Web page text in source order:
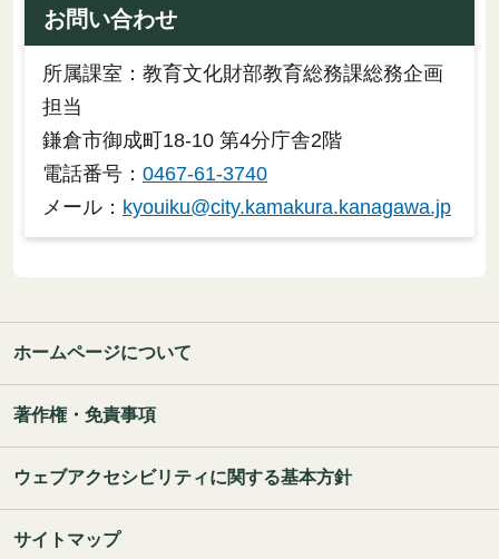
お問い合わせ
所属課室：教育文化財部教育総務課総務企画
担当
鎌倉市御成町18-10 第4分庁舎2階
電話番号： 0467-61-3740
メール： kyouiku@city.kamakura.kanagawa.jp
ホームページについて
著作権・免責事項
ウェブアクセシビリティに関する基本方針
サイトマップ